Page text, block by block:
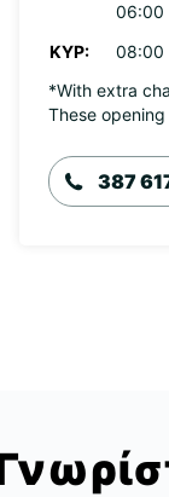
06:00
ΚΥΡ:
08:00
*With extra
These
387